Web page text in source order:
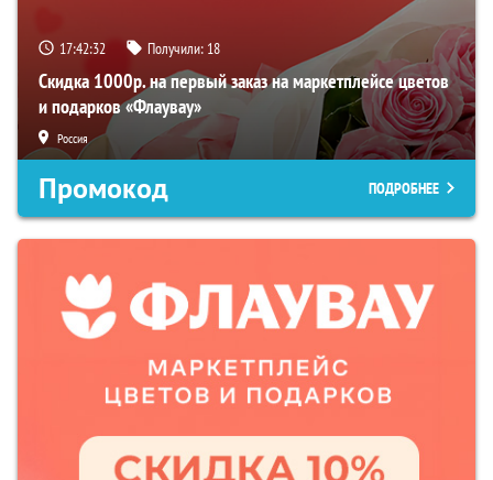
17:42:32 Получили: 18
Скидка 1000р. на первый заказ на маркетплейсе цветов
и подарков «Флаувау»
Россия
Промокод ПОДРОБНЕЕ